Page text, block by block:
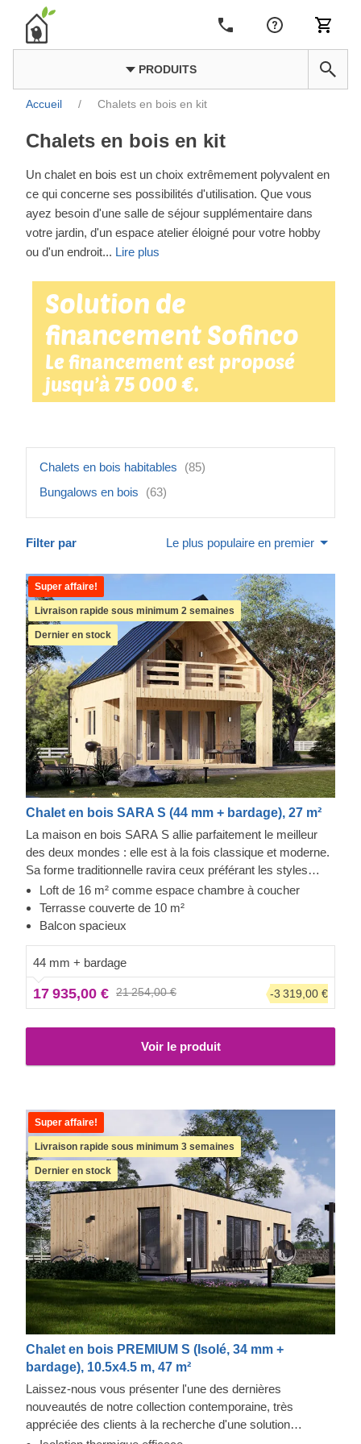
PRODUITS
Accueil / Chalets en bois en kit
Chalets en bois en kit
Un chalet en bois est un choix extrêmement polyvalent en
ce qui concerne ses possibilités d'utilisation. Que vous
ayez besoin d'une salle de séjour supplémentaire dans
votre jardin, d'un espace atelier éloigné pour votre hobby
ou d'un endroit... Lire plus
Solution de
financement Sofinco
Le financement est proposé
jusqu’à 75 000 €.
Chalets en bois habitables
(85)
Bungalows en bois
(63)
Filter par Le plus populaire en premier
Super affaire!
Livraison rapide sous minimum 2 semaines
Dernier en stock
Chalet en bois SARA S (44 mm + bardage), 27 m²
La maison en bois SARA S allie parfaitement le meilleur
des deux mondes : elle est à la fois classique et moderne.
Sa forme traditionnelle ravira ceux préférant les styles
intemporels, tandis que ses grandes fenêtres entourant la
maison et son beau bardage ajouteront instantanément
une touche de modernité. D'apparence compacte, la
cherchez une résidence en solo ou un lieu de séjour pour
un couple. Elle dispose de toutes les commodités
nécessaires, tout en conservant une ambiance
architecturale minimaliste : un espace loft pour se reposer
confortablement, un salon, un espace cuisine compact et
Loft de 16 m² comme espace chambre à coucher
Terrasse couverte de 10 m²
Balcon spacieux
44 mm + bardage
17 935,00 € 21 254,00 € -3 319,00 €
Voir le produit
Super affaire!
Livraison rapide sous minimum 3 semaines
Dernier en stock
Chalet en bois PREMIUM S (Isolé, 34 mm +
bardage), 10.5x4.5 m, 47 m²
Laissez-nous vous présenter l'une des dernières
nouveautés de notre collection contemporaine, très
appréciée des clients à la recherche d'une solution